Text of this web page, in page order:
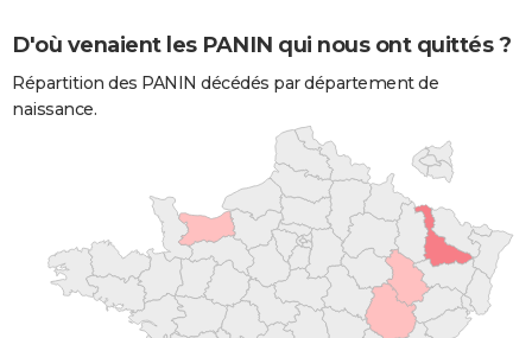
D'où venaient les PANIN qui nous ont quittés ?
Répartition des PANIN décédés par département de
naissance.